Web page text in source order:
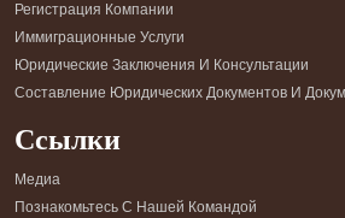
Регистрация Компании
Иммиграционные Услуги
Юридические Заключения И Консультации
Составление Юридических Документов И
Ссылки
Медиа
Познакомьтесь С Нашей Командой